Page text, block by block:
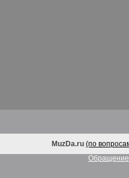
MuzDa.ru (по
Обращение